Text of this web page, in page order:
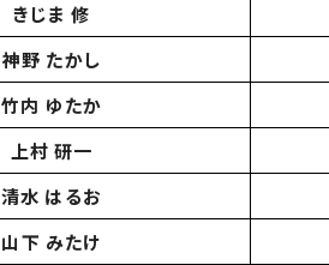
きじま 修
神野 たかし
竹内 ゆたか
上村 研一
清水 はるお
山下 みたけ